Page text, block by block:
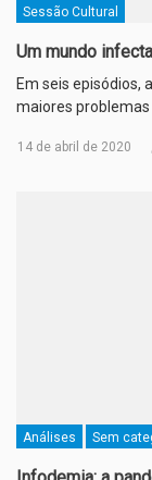
Sessão Cultural
Um mundo
Em seis episódios,
maiores problemas
14 de abril de 2020
Análises Sem